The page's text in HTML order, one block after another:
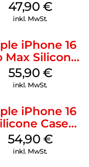
MagSafe
Black
47,90 €
inkl. MwSt.
iPhone 16
Max Silicone
MagSafe
Stone Gray
55,90 €
inkl. MwSt.
iPhone 16
Case
Lake
Green
54,90 €
inkl. MwSt.